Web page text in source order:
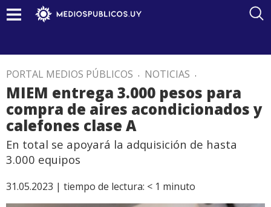
PORTAL MEDIOS PÚBLICOS . NOTICIAS .
MIEM entrega 3.000 pesos para
compra de aires acondicionados y
calefones clase A
En total se apoyará la adquisición de hasta
3.000 equipos
31.05.2023 | tiempo de lectura: < 1 minuto